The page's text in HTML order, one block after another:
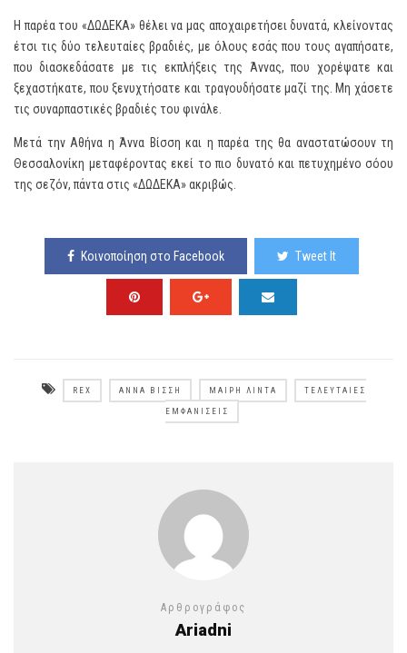
Η παρέα του «ΔΩΔΕΚΑ» θέλει να μας αποχαιρετήσει δυνατά, κλείνοντας
έτσι τις δύο τελευταίες βραδιές, με όλους εσάς που τους αγαπήσατε,
που διασκεδάσατε με τις εκπλήξεις της Άννας, που χορέψατε και
ξεχαστήκατε, που ξενυχτήσατε και τραγουδήσατε μαζί της. Μη χάσετε
τις συναρπαστικές βραδιές του φινάλε.
Μετά την Αθήνα η Άννα Βίσση και η παρέα της θα αναστατώσουν τη
Θεσσαλονίκη μεταφέροντας εκεί το πιο δυνατό και πετυχημένο σόου
της σεζόν, πάντα στις «ΔΩΔΕΚΑ» ακριβώς.
Κοινοποίηση στο Facebook Tweet It
REX ΆΝΝΑ ΒΊΣΣΗ ΜΑΊΡΗ ΛΊΝΤΑ ΤΕΛΕΥΤΑΊΕΣ
ΕΜΦΑΝΊΣΕΙΣ
Αρθρογράφος
Ariadni